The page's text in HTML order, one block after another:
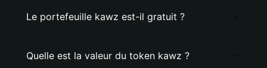
Le portefeuille kawz est-il gratuit ?
Quelle est la valeur du token kawz ?